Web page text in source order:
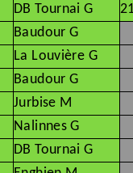
DB Tournai G
Baudour G
La Louvière G
Baudour G
Jurbise M
Nalinnes G
DB Tournai G